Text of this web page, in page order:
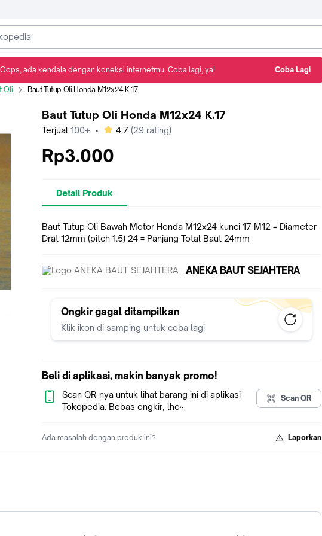
Oli Baut Tutup Oli Honda M12x24 K.17
Baut Tutup Oli Honda M12x24 K.17
Terjual 100+ • bintang
4.7 (29 rating)
Rp3.000
Detail Produk
Baut Tutup Oli Bawah Motor Honda M12x24 kunci 17 M12 = Diameter
Drat 12mm (pitch 1.5) 24 = Panjang Total Baut 24mm
ANEKA BAUT SEJAHTERA
Ongkir gagal ditampilkan
Klik ikon di samping untuk coba lagi
Beli di aplikasi, makin banyak promo!
Scan QR-nya untuk lihat barang ini di aplikasi
Tokopedia. Bebas ongkir, lho~
Scan QR
Ada masalah dengan produk ini? Laporkan
Oops, ada kendala dengan koneksi internetmu. Coba lagi, ya! Coba Lagi